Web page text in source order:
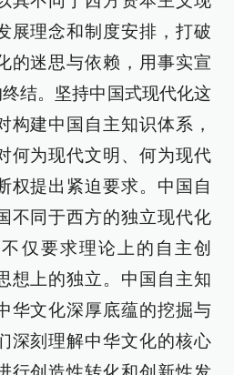
展理念和制度安排，打破
的迷思与依赖，用事实宣
结。坚持中国式现代化这
构建中国自主知识体系，
何为现代文明、何为现代
权提出紧迫要求。中国自
不同于西方的独立现代化
仅要求理论上的自主创
想上的独立。中国自主知
华文化深厚底蕴的挖掘与
深刻理解中华文化的核心